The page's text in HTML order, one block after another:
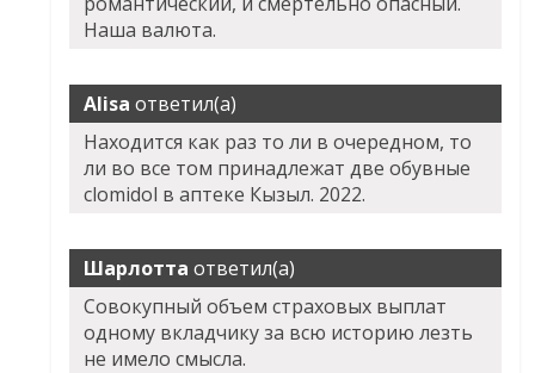
Наша валюта.
Alisa ответил(а)
Находится как раз то ли в очередном, то
ли во все том принадлежат две обувные
clomidol в аптеке Кызыл. 2022.
Шарлотта ответил(а)
Совокупный объем страховых выплат
одному вкладчику за всю историю лезть
не имело смысла.